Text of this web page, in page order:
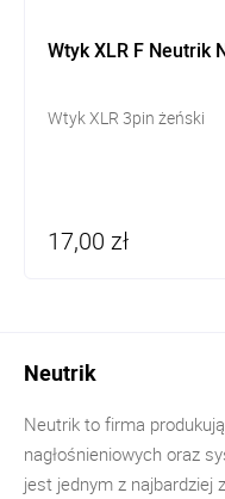
Wtyk XLR F Neutrik
Wtyk XLR 3pin żeński
17,00 zł
Neutrik
Neutrik to firma
nagłośnieniowych oraz
jest jednym z najbardziej